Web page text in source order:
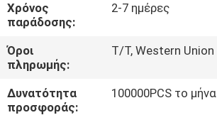
ΕΠΑΦΉ
ΜΕ
ΕΙΔΉΣΕΙΣ
Χρόνος
παράδοσης:
2-7 ημέρες
Όροι
πληρωμής:
T/T, Western Union
Δυνατότητα
προσφοράς:
100000PCS το μήνα